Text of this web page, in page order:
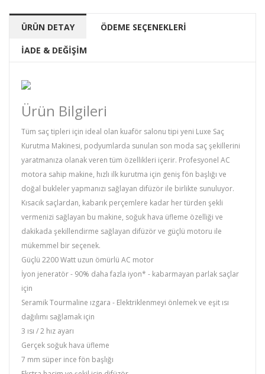
ÜRÜN DETAY ÖDEME SEÇENEKLERİ
İADE & DEĞİŞİM
Ürün Bilgileri
Tüm saç tipleri için ideal olan kuaför salonu tipi yeni Luxe Saç
Kurutma Makinesi, podyumlarda sunulan son moda saç şekillerini
yaratmanıza olanak veren tüm özellikleri içerir. Profesyonel AC
motora sahip makine, hızlı ilk kurutma için geniş fön başlığı ve
doğal bukleler yapmanızı sağlayan difüzör ile birlikte sunuluyor.
Kısacık saçlardan, kabarık perçemlere kadar her türden şekli
vermenizi sağlayan bu makine, soğuk hava üfleme özelliği ve
dakikada şekillendirme sağlayan difüzör ve güçlü motoru ile
mükemmel bir seçenek.
Güçlü 2200 Watt uzun ömürlü AC motor
İyon jeneratör - 90% daha fazla iyon* - kabarmayan parlak saçlar
için
Seramik Tourmaline ızgara - Elektriklenmeyi önlemek ve eşit ısı
dağılımı sağlamak için
3 ısı / 2 hız ayarı
Gerçek soğuk hava üfleme
7 mm süper ince fön başlığı